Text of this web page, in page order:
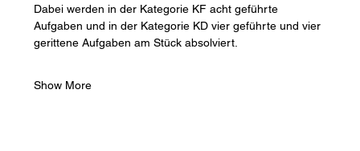
Dabei werden in der Kategorie KF acht geführte
Aufgaben und in der Kategorie KD vier geführte und vier
gerittene Aufgaben am Stück absolviert.
Show More